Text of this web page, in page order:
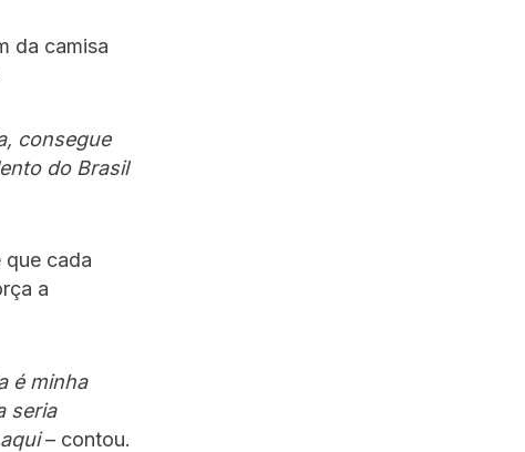
da camisa
consegue
do Brasil
que cada
a
é minha
seria
– contou.